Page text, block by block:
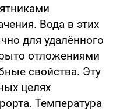
Вода в этих
для удалённого
отложениями
свойства. Эту
целях
Температура